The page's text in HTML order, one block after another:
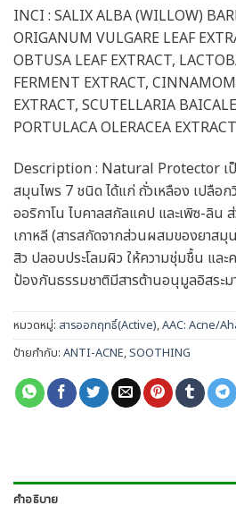
INCI : SALIX ALBA (WILLOW)
ORIGANUM VULGARE LEAF
OBTUSA LEAF EXTRACT,
FERMENT EXTRACT,
EXTRACT, SCUTELLARIA
PORTULACA OLERACEA EXTRACT
Description : Natural Protector เ
สมุนไพร 7 ชนิด ได้แก่ ถั่วเหลือง เปลือก
ออริกาโน ไบคาลสกัลแคป และเพิซ-ลิน
เกาหลี (สารสกัดจากส่วนผสมของยาสมุ
สิว ปลอบประโลมผิว ให้ความชุ่มชื้น แล
ป้องกันธรรมชาติมีสารต้านอนุมูลอิสระม
หมวดหมู่: สารออกฤทธิ์(Active),AAC: Acne/
ป้ายกำกับ: ANTI-ACNE,SOOTHING
คำอธิบาย